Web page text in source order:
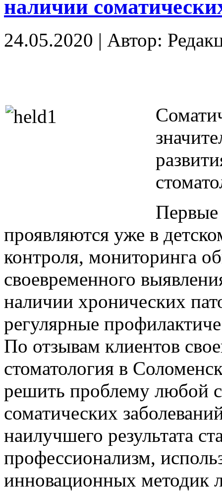
наличии
24.05.2020 | Автор:
Первые
проявляются уже в
контроля, мониторинга
своевременного
наличии хронических
регулярные
По отзывам клиентов
стоматология в
решить проблему любой
соматических
наилучшего результата
профессионализм,
инновационных методик